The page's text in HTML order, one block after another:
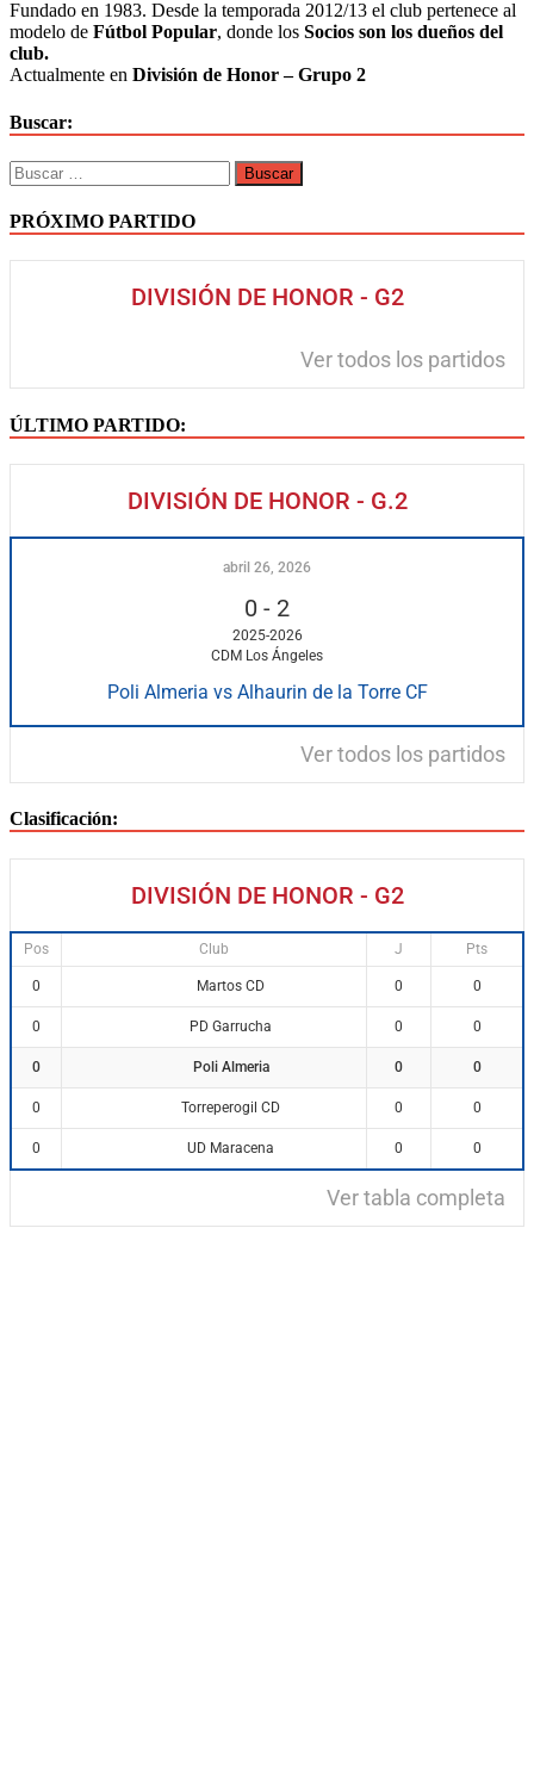
Fundado en 1983. Desde la temporada 2012/13 el club pertenece al
modelo de Fútbol Popular, donde los Socios son los dueños del
club.
Actualmente en División de Honor – Grupo 2
Buscar:
PRÓXIMO PARTIDO
DIVISIÓN DE HONOR - G2
Ver todos los partidos
ÚLTIMO PARTIDO:
DIVISIÓN DE HONOR - G.2
abril 26, 2026
0 - 2
2025-2026
CDM Los Ángeles
Poli Almeria vs Alhaurin de la Torre CF
Ver todos los partidos
Clasificación:
DIVISIÓN DE HONOR - G2
Pos Club J Pts
0 Martos CD 0 0
0 PD Garrucha 0 0
0 Poli Almeria 0 0
0 Torreperogil CD 0 0
0 UD Maracena 0 0
Ver tabla completa